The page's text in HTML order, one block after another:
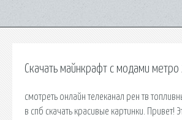
Скачать майнкрафт с модами
смотреть онлайн телеканал рен тв
в спб скачать красивые картинки. Привет!